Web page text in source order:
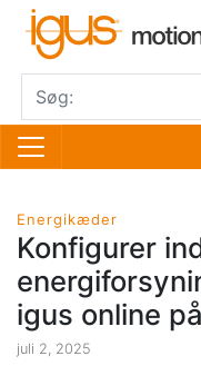
Energikæder
Konfigurer
igus online
juli 2, 2025